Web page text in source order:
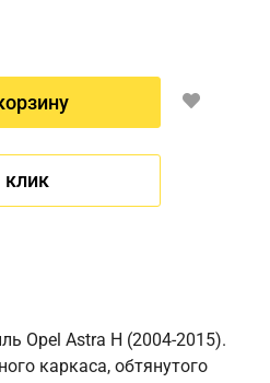
клик
Opel Astra H (2004-2015).
каркаса, обтянутого